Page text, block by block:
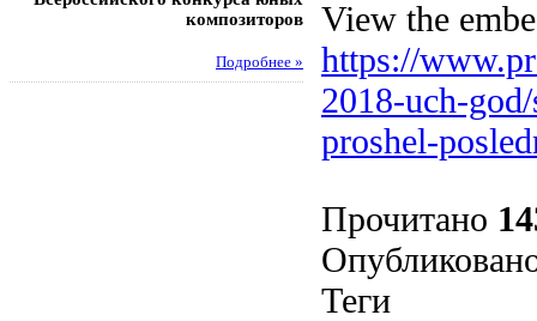
композиторов
Подробнее »
конкурса «За
View the
https://
2018-uch-
proshel-
Прочитано
Теги